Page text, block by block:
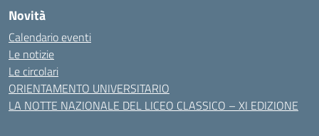
Novità
Calendario eventi
Le notizie
Le circolari
ORIENTAMENTO UNIVERSITARIO
LA NOTTE NAZIONALE DEL LICEO CLASSICO – XI EDIZIONE